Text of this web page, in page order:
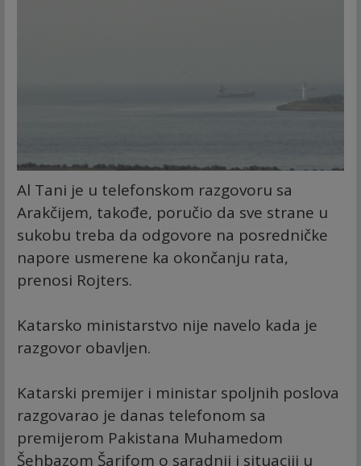
Al Tani je u telefonskom razgovoru sa
Arakčijem, takođe, poručio da sve strane u
sukobu treba da odgovore na posredničke
napore usmerene ka okončanju rata,
prenosi Rojters.
Katarsko ministarstvo nije navelo kada je
razgovor obavljen.
Katarski premijer i ministar spoljnih poslova
razgovarao je danas telefonom sa
premijerom Pakistana Muhamedom
Šehbazom Šarifom o saradnji i situaciji u